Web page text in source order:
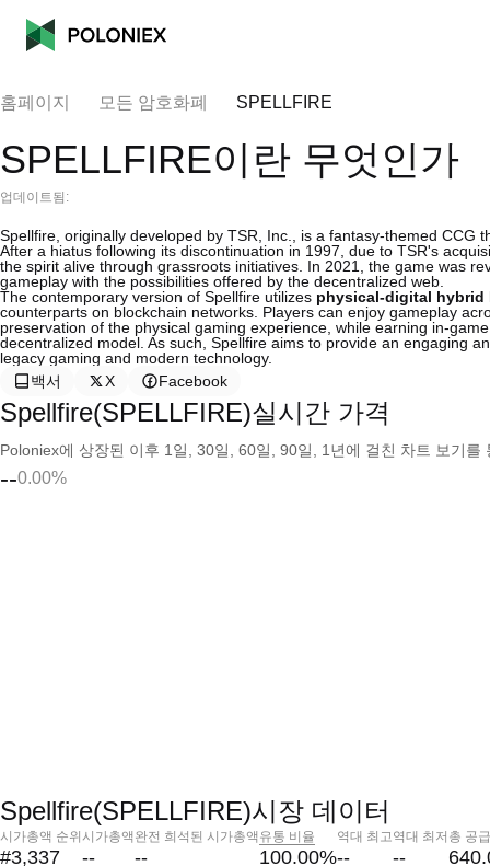
홈페이지 모든 암호화폐 SPELLFIRE
SPELLFIRE이란 무엇인가
업데이트됨:
Spellfire, originally developed by TSR, Inc., is a fantasy-themed
After a hiatus following its discontinuation in 1997, due to TSR's
the spirit alive through grassroots initiatives. In 2021, the game was
gameplay with the possibilities offered by the decentralized web.
The contemporary version of Spellfire utilizes physical-digital hybrid
counterparts on blockchain networks. Players can enjoy gameplay
preservation of the physical gaming experience, while earning in-
decentralized model. As such, Spellfire aims to provide an engaging
legacy gaming and modern technology.
백서
X Facebook
Spellfire(SPELLFIRE)실시간 가격
Poloniex에 상장된 이후 1일, 30일, 60일, 90일, 1년에 걸친 차트 보기
--0.00%
Spellfire(SPELLFIRE)시장 데이터
시가총액 순위
#3,337
시가총액
--
완전 희석된 시가총액
--
유통 비율
100.00%
역대 최고
--
역대 최저
--
총 공